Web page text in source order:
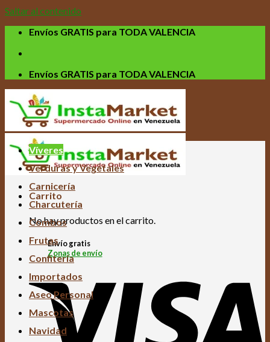
Saltar al contenido
Envíos GRATIS para TODA VALENCIA
Envíos GRATIS para TODA VALENCIA
Carrito
No hay productos en el carrito.
Envío gratis
Zonas de envío
Víveres
Verduras y Vegetales
Carnicería
Charcutería
Combos
Frutas
Confitería
Importados
Aseo Personal
Mascotas
Navidad